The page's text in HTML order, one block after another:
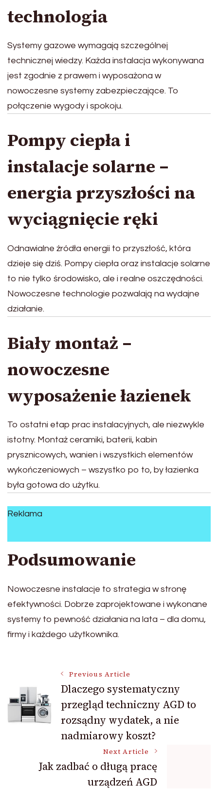
technologia
Systemy gazowe wymagają szczególnej
technicznej wiedzy. Każda instalacja wykonywana
jest zgodnie z prawem i wyposażona w
nowoczesne systemy zabezpieczające. To
połączenie wygody i spokoju.
Pompy ciepła i
instalacje solarne –
energia przyszłości na
wyciągnięcie ręki
Odnawialne źródła energii to przyszłość, która
dzieje się dziś. Pompy ciepła oraz instalacje solarne
to nie tylko środowisko, ale i realne oszczędności.
Nowoczesne technologie pozwalają na wydajne
działanie.
Biały montaż –
nowoczesne
wyposażenie łazienek
To ostatni etap prac instalacyjnych, ale niezwykle
istotny. Montaż ceramiki, baterii, kabin
prysznicowych, wanien i wszystkich elementów
wykończeniowych – wszystko po to, by łazienka
była gotowa do użytku.
Reklama
Podsumowanie
Nowoczesne instalacje to strategia w stronę
efektywności. Dobrze zaprojektowane i wykonane
systemy to pewność działania na lata – dla domu,
firmy i każdego użytkownika.
Post
Navigation
Previous Article
Dlaczego systematyczny
przegląd techniczny AGD to
rozsądny wydatek, a nie
nadmiarowy koszt?
Next Article
Jak zadbać o długą pracę
urządzeń AGD